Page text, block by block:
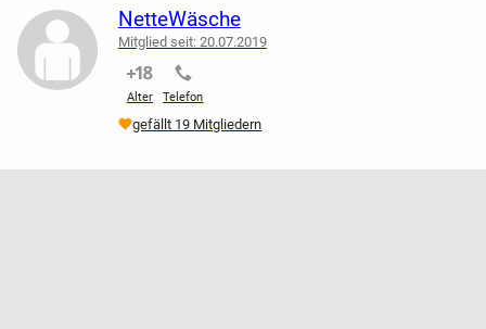
Privatverkauf - daher keine Rücknahme oder Umtausch
Porto 3,90 Euro
NetteWäsche
Mitglied seit: 20.07.2019
Alter
nicht verifiziert
Telefon
nicht verifiziert
gefällt 19 Mitgliedern